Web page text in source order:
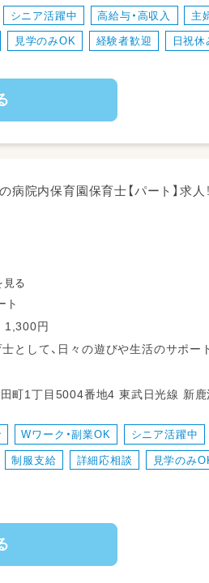
お迎えに行き、
なる“基本動作”のトレーニングや、
ス
プワゴン
安全対策が整っているので安心で
お預かり／対象：〜高校生まで）
シニア活躍中 高給与・高収入 主
見学のみOK 経験者歓迎 日祝休
病院内保育園保育士【パート】求
見る
ト
1,300円
として、日々の遊びや生活のサポー
の援助、行事準備、保護者対応などを
人ひとりにしっかり向き合える時間
＞
務作業/ブレスチェック/休憩)
な活動(室内遊び/お散歩)
東武日光線 新鹿沼駅 東武日光線 新鹿沼駅 車6
Wワーク・副業OK シニア活躍中
制服支給 詳細応相談 見学のみ